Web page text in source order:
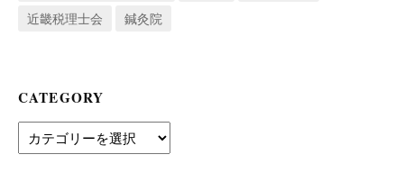
近畿税理士会
鍼灸院
CATEGORY
Category